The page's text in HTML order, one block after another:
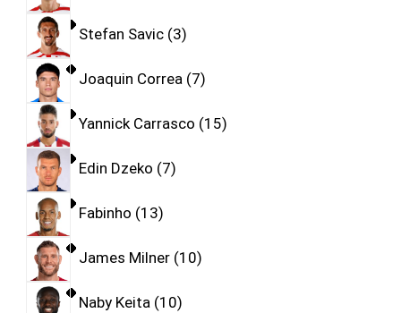
Stefan Savic 3
Joaquin Correa 7
Yannick Carrasco 15
Edin Dzeko 7
Fabinho 13
James Milner 10
Naby Keita 10